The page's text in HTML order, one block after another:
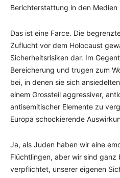
Berichterstattung in den
Das ist eine Farce. Die
Zuflucht vor dem Holocaust
Sicherheitsrisiken dar. Im
Bereicherung und trugen zum
bei, in denen sie sich
einem Grossteil aggressiver,
antisemitischer Elemente zu
Europa schockierende
Ja, als Juden haben wir eine
Flüchtlingen, aber wir sind ganz
verpflichtet, unserer eigenen